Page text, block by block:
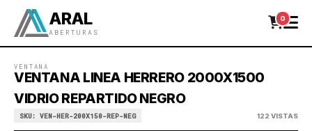
ARAL
ABERTURAS
0
VENTANA
VENTANA LINEA HERRERO 2000X1500
VIDRIO REPARTIDO NEGRO
SKU: VEN-HER-200X150-REP-NEG 122 VISTAS